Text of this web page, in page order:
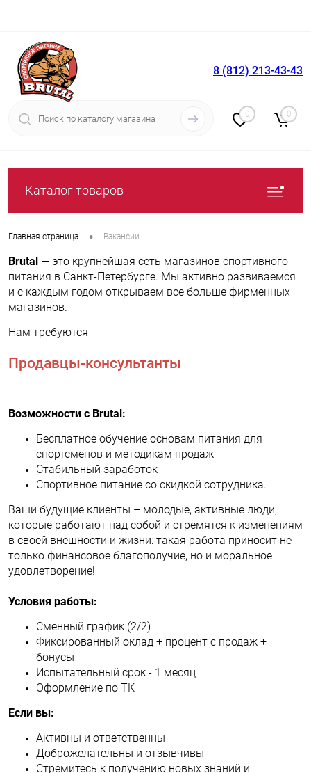
Вход Регистрация
8 (812) 213-43-43
0 0
Каталог товаров
Главная страница • Вакансии
Brutal — это крупнейшая сеть магазинов спортивного
питания в Санкт-Петербурге. Мы активно развиваемся
и с каждым годом открываем все больше фирменных
магазинов.
Нам требуются
Продавцы-консультанты
Возможности с Brutal:
Бесплатное обучение основам питания для
спортсменов и методикам продаж
Стабильный заработок
Спортивное питание со скидкой сотрудника.
Ваши будущие клиенты – молодые, активные люди,
которые работают над собой и стремятся к изменениям
в своей внешности и жизни: такая работа приносит не
только финансовое благополучие, но и моральное
удовлетворение!
Условия работы:
Сменный график (2/2)
Фиксированный оклад + процент с продаж +
бонусы
Испытательный срок - 1 месяц
Оформление по ТК
Если вы:
Активны и ответственны
Доброжелательны и отзывчивы
Стремитесь к получению новых знаний и